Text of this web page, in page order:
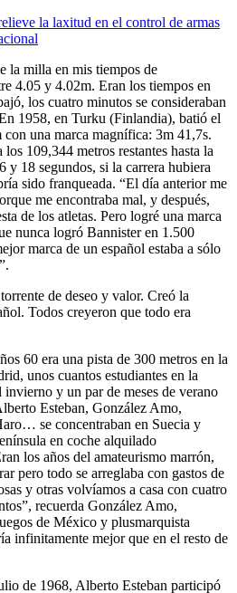
la laxitud en el control de armas
la milla en mis tiempos de
4.05 y 4.02m. Eran los tiempos en
los cuatro minutos se consideraban
1958, en Turku (Finlandia), batió el
una marca magnífica: 3m 41,7s.
109,344 metros restantes hasta la
y 18 segundos, si la carrera hubiera
sido franqueada. “El día anterior me
me encontraba mal, y después,
de los atletas. Pero logré una marca
nunca logró Bannister en 1.500
marca de un español estaba a sólo
de deseo y valor. Creó la
Todos creyeron que todo era
60 era una pista de 300 metros en la
unos cuantos estudiantes en la
y un par de meses de verano
Esteban, González Amo,
se concentraban en Suecia y
en coche alquilado
los años del amateurismo marrón,
pero todo se arreglaba con gastos de
y otras volvíamos a casa con cuatro
recuerda González Amo,
de México y plusmarquista
infinitamente mejor que en el resto de
de 1968, Alberto Esteban participó